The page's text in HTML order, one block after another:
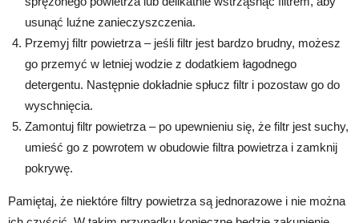
usunąć luźne zanieczyszczenia.
Przemyj filtr powietrza – jeśli filtr jest bardzo brudny, możesz
go przemyć w letniej wodzie z dodatkiem łagodnego
detergentu. Następnie dokładnie spłucz filtr i pozostaw go do
wyschnięcia.
Zamontuj filtr powietrza – po upewnieniu się, że filtr jest suchy,
umieść go z powrotem w obudowie filtra powietrza i zamknij
pokrywę.
Pamiętaj, że niektóre filtry powietrza są jednorazowe i nie można